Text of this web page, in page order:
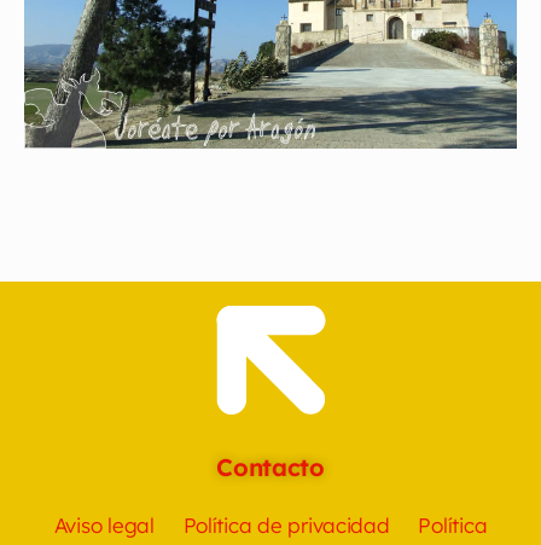
Contacto
Aviso legal Política de privacidad
Política